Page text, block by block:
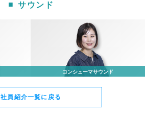
サウンド
コンシューマサウンド
社員紹介一覧に戻る